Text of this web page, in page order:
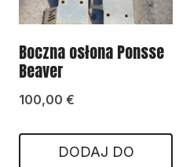
Boczna osłona Ponsse
Beaver
100,00 €
DODAJ DO